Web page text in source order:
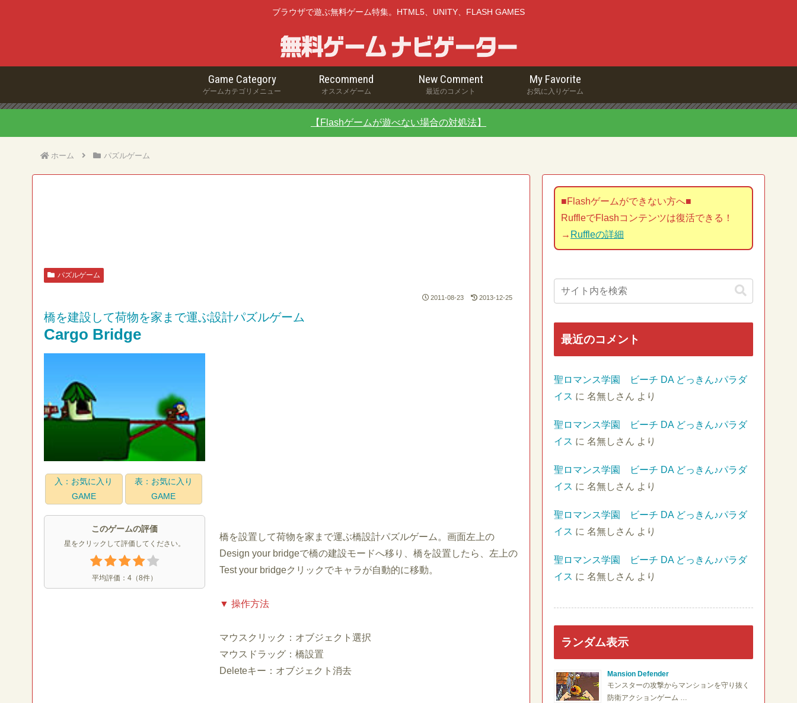
ブラウザで遊ぶ無料ゲーム特集。HTML5、UNITY、FLASH GAMES
Game Category
ゲームカテゴリメニュー
Recommend
オススメゲーム
New Comment
最近のコメント
My Favorite
お気に入りゲーム
【Flashゲームが遊べない場合の対処法】
ホーム パズルゲーム
パズルゲーム
2011-08-23 2013-12-25
橋を建設して荷物を家まで運ぶ設計パズルゲーム
Cargo Bridge
入：お気に入り
GAME
表：お気に入り
GAME
このゲームの評価
星をクリックして評価してください。
平均評価： 4 （8件）
橋を設置して荷物を家まで運ぶ橋設計パズルゲーム。画面左上の
Design your bridgeで橋の建設モードへ移り、橋を設置したら、左上の
Test your bridgeクリックでキャラが自動的に移動。
▼ 操作方法
マウスクリック：オブジェクト選択
マウスドラッグ：橋設置
Deleteキー：オブジェクト消去
■Flashゲームができない方へ■
RuffleでFlashコンテンツは復活できる！
→ Ruffleの詳細
最近のコメント
聖ロマンス学園 ビーチ DA どっきん♪パラダ
イス に 名無しさん より
聖ロマンス学園 ビーチ DA どっきん♪パラダ
イス に 名無しさん より
聖ロマンス学園 ビーチ DA どっきん♪パラダ
イス に 名無しさん より
聖ロマンス学園 ビーチ DA どっきん♪パラダ
イス に 名無しさん より
聖ロマンス学園 ビーチ DA どっきん♪パラダ
イス に 名無しさん より
ランダム表示
Mansion Defender
モンスターの攻撃からマンションを守り抜く
防衛アクションゲーム …